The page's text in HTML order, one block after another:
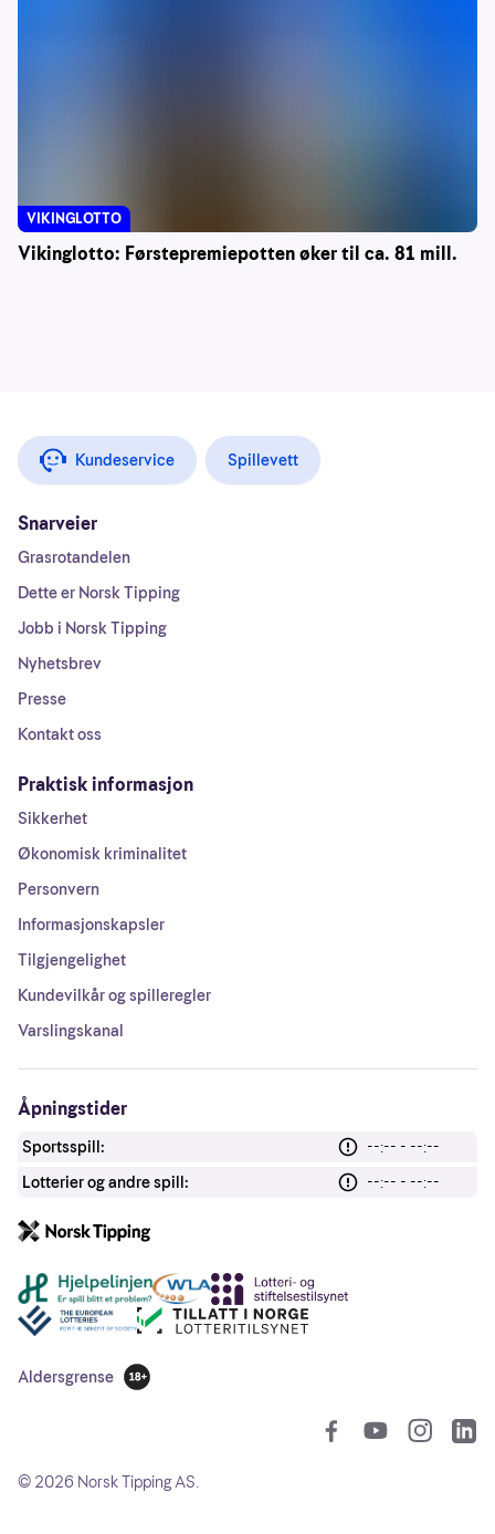
Vikinglotto: Førstepremiepotten øker til ca. 81 mill.
VIKINGLOTTO
Kundeservice Spillevett
Snarveier
Grasrotandelen
Dette er Norsk Tipping
Jobb i Norsk Tipping
Nyhetsbrev
Presse
Kontakt oss
Praktisk informasjon
Sikkerhet
Økonomisk kriminalitet
Personvern
Informasjonskapsler
Tilgjengelighet
Kundevilkår og spilleregler
Varslingskanal
Åpningstider
Sportsspill:
--:-- - --:--
Lotterier og andre spill:
--:-- - --:--
Andre lenker
Aldersgrense
18 år
© 2026 Norsk Tipping AS.